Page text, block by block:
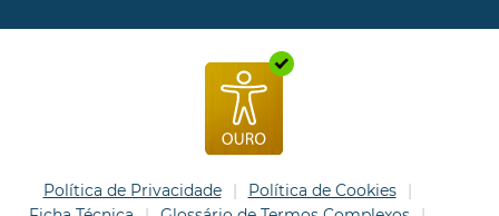
Política de Privacidade
Política de Cookies